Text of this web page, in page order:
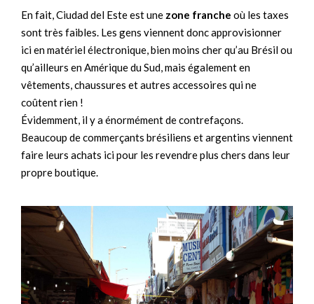
En fait, Ciudad del Este est une zone franche où les taxes
sont très faibles. Les gens viennent donc approvisionner
ici en matériel électronique, bien moins cher qu’au Brésil ou
qu’ailleurs en Amérique du Sud, mais également en
vêtements, chaussures et autres accessoires qui ne
coûtent rien !
Évidemment, il y a énormément de contrefaçons.
Beaucoup de commerçants brésiliens et argentins viennent
faire leurs achats ici pour les revendre plus chers dans leur
propre boutique.